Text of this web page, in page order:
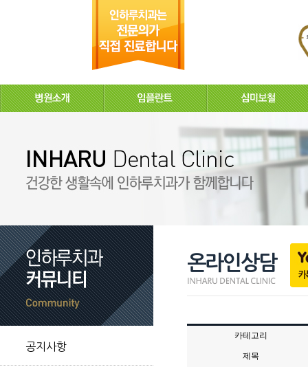
공지사항
온라인상담
카테고리
제목